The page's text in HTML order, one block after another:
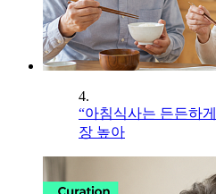
4.
“아침식사는 든든하
장 높아